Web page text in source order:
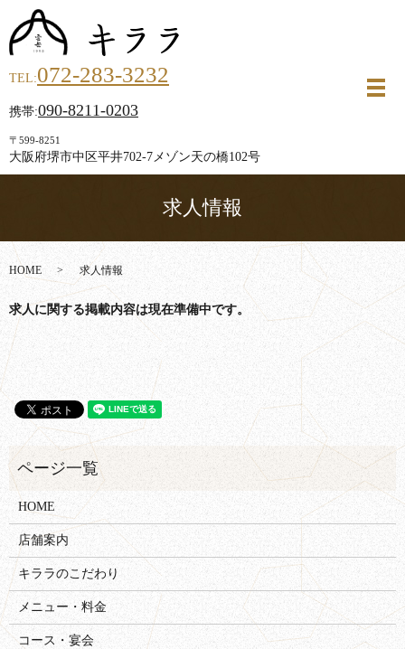
TEL:072-283-3232
携帯:090-8211-0203
〒599-8251
大阪府堺市中区平井702-7メゾン天の橋102号
メ
求人情報
HOME 求人情報
求人に関する掲載内容は現在準備中です。
HOME
店舗案内
キララのこだわり
メニュー・料金
コース・宴会